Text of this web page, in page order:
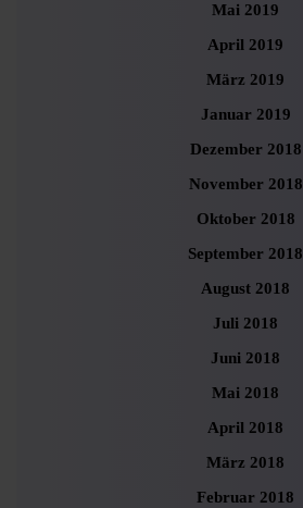
Mai 2019
April 2019
März 2019
Januar 2019
Dezember 2018
November 2018
Oktober 2018
September 2018
August 2018
Juli 2018
Juni 2018
Mai 2018
April 2018
März 2018
Februar 2018